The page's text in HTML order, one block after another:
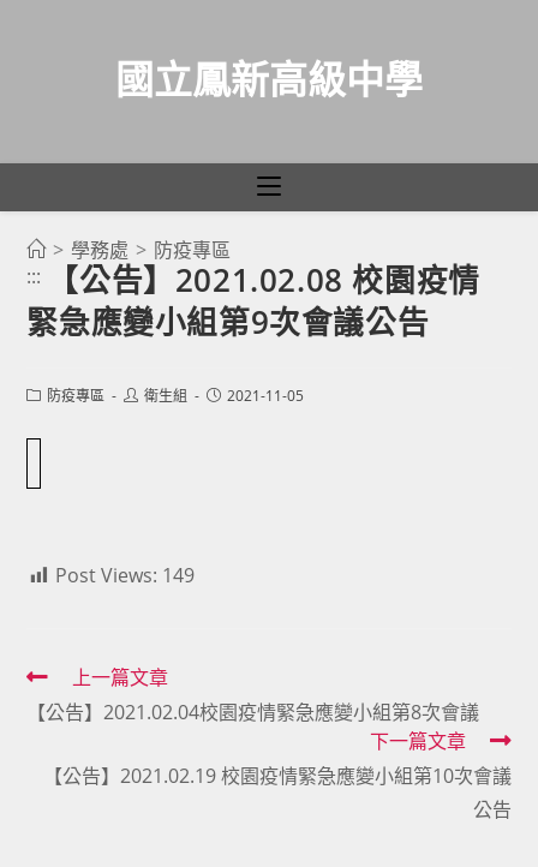
國立鳳新高級中學
> 學務處 > 防疫專區
:::
【公告】2021.02.08 校園疫情
緊急應變小組第9次會議公告
Post防疫專區
Post衛生組
Post2021-11-05
Post Views: 149
Read
more
articles
上一篇文章
【公告】2021.02.04校園疫情緊急應變小組第8次會議
下一篇文章
【公告】2021.02.19 校園疫情緊急應變小組第10次會議
公告